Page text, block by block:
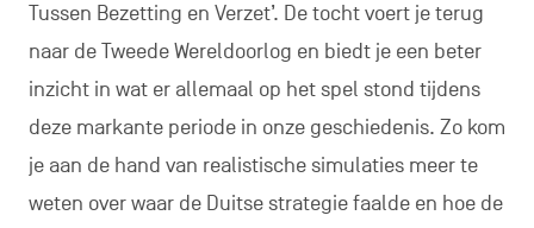
Tussen Bezetting en Verzet’. De tocht voert je terug
naar de Tweede Wereldoorlog en biedt je een beter
inzicht in wat er allemaal op het spel stond tijdens
deze markante periode in onze geschiedenis. Zo kom
je aan de hand van realistische simulaties meer te
weten over waar de Duitse strategie faalde en hoe de